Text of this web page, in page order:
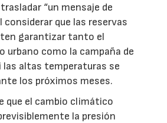
“un mensaje de
considerar que las reservas
garantizar tanto el
urbano como la campaña de
las altas temperaturas se
los próximos meses.
que el cambio climático
la presión